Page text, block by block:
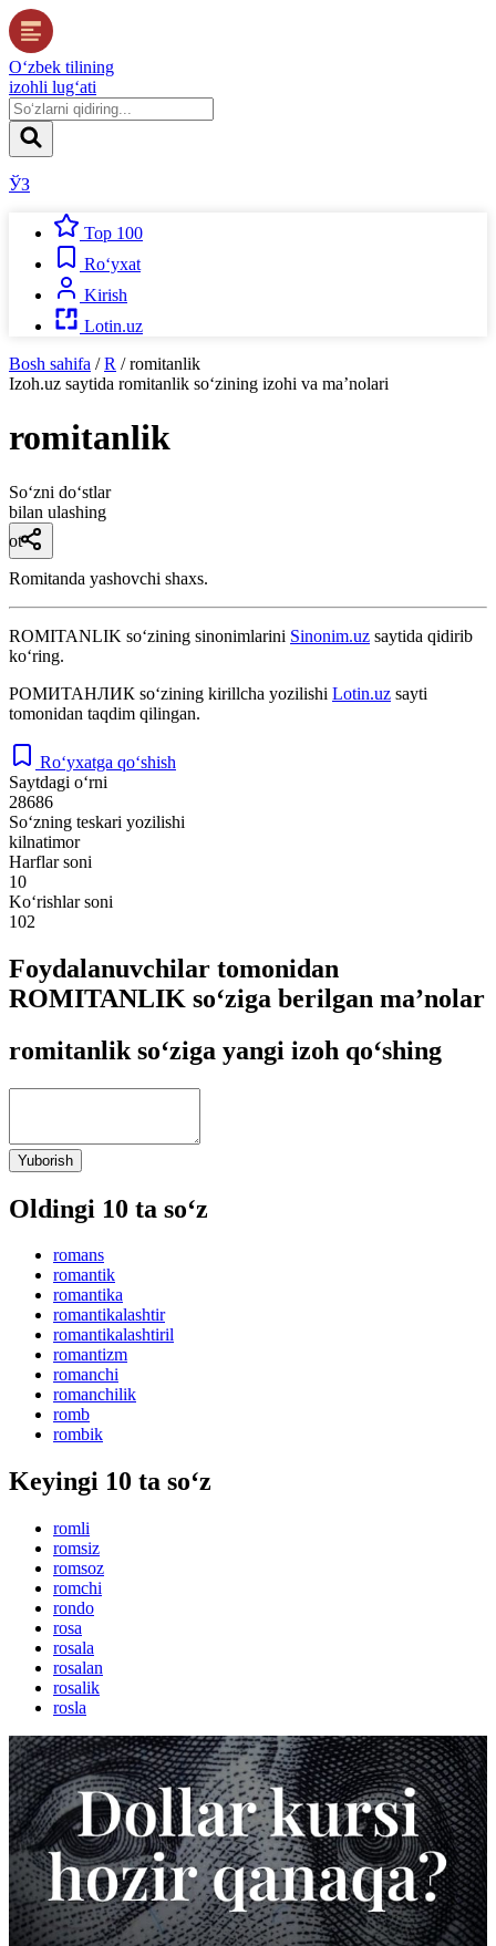
O‘zbek tilining
izohli lug‘ati
ЎЗ
Top 100
Ro‘yxat
Kirish
Lotin.uz
Bosh sahifa / R / romitanlik
Izoh.uz saytida romitanlik so‘zining izohi va ma’nolari
romitanlik
So‘zni do‘stlar
bilan ulashing
ot
Romitanda yashovchi shaxs.
ROMITANLIK so‘zining sinonimlarini Sinonim.uz saytida qidirib
ko‘ring.
РОМИТАНЛИК so‘zining kirillcha yozilishi Lotin.uz sayti
tomonidan taqdim qilingan.
Ro‘yxatga qo‘shish
Saytdagi o‘rni
28686
So‘zning teskari yozilishi
kilnatimor
Harflar soni
10
Ko‘rishlar soni
102
Foydalanuvchilar tomonidan
ROMITANLIK so‘ziga berilgan ma’nolar
romitanlik so‘ziga yangi izoh qo‘shing
Yuborish
Oldingi 10 ta so‘z
romans
romantik
romantika
romantikalashtir
romantikalashtiril
romantizm
romanchi
romanchilik
romb
rombik
Keyingi 10 ta so‘z
romli
romsiz
romsoz
romchi
rondo
rosa
rosala
rosalan
rosalik
rosla